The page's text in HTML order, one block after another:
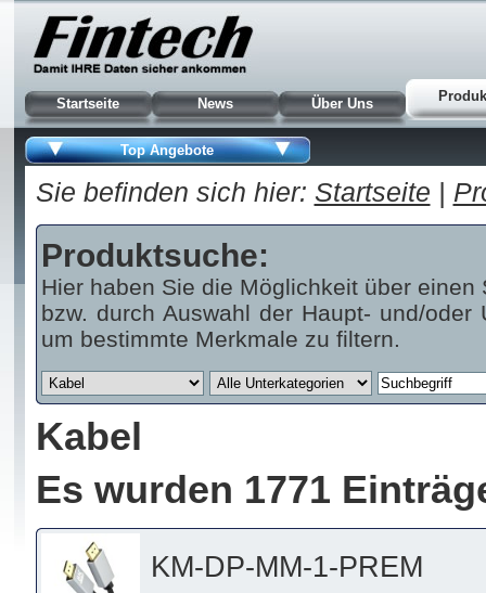
Startseite News Über Uns
Top Angebote
Sie befinden sich hier: Startseite |
Produktsuche:
Hier haben Sie die Möglichkeit über
bzw. durch Auswahl der Haupt- und/
um bestimmte Merkmale zu filtern.
Kabel
Es wurden 1771
KM-DP-MM-1-PREM